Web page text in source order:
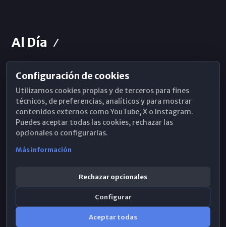
Al Día
Horarios de Misa
Hemeroteca
WhatsApp
Configuración de cookies
Utilizamos cookies propias y de terceros para fines
técnicos, de preferencias, analíticos y para mostrar
contenidos externos como YouTube, X o Instagram.
Puedes aceptar todas las cookies, rechazar las
opcionales o configurarlas.
Más información
Rechazar opcionales
Configurar
Aceptar todas